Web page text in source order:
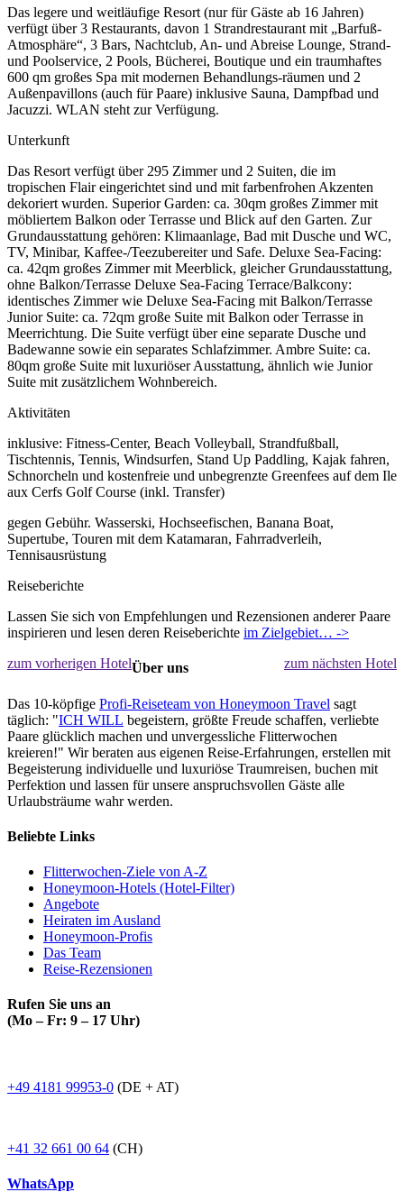
Das legere und weitläufige Resort (nur für Gäste ab 16 Jahren)
verfügt über 3 Restaurants, davon 1 Strandrestaurant mit „Barfuß-
Atmosphäre“, 3 Bars, Nachtclub, An- und Abreise Lounge, Strand-
und Poolservice, 2 Pools, Bücherei, Boutique und ein traumhaftes
600 qm großes Spa mit modernen Behandlungs-räumen und 2
Außenpavillons (auch für Paare) inklusive Sauna, Dampfbad und
Jacuzzi. WLAN steht zur Verfügung.
Unterkunft
Das Resort verfügt über 295 Zimmer und 2 Suiten, die im
tropischen Flair eingerichtet sind und mit farbenfrohen Akzenten
dekoriert wurden. Superior Garden: ca. 30qm großes Zimmer mit
möbliertem Balkon oder Terrasse und Blick auf den Garten. Zur
Grundausstattung gehören: Klimaanlage, Bad mit Dusche und WC,
TV, Minibar, Kaffee-/Teezubereiter und Safe. Deluxe Sea-Facing:
ca. 42qm großes Zimmer mit Meerblick, gleicher Grundausstattung,
ohne Balkon/Terrasse Deluxe Sea-Facing Terrace/Balkcony:
identisches Zimmer wie Deluxe Sea-Facing mit Balkon/Terrasse
Junior Suite: ca. 72qm große Suite mit Balkon oder Terrasse in
Meerrichtung. Die Suite verfügt über eine separate Dusche und
Badewanne sowie ein separates Schlafzimmer. Ambre Suite: ca.
80qm große Suite mit luxuriöser Ausstattung, ähnlich wie Junior
Suite mit zusätzlichem Wohnbereich.
Aktivitäten
inklusive: Fitness-Center, Beach Volleyball, Strandfußball,
Tischtennis, Tennis, Windsurfen, Stand Up Paddling, Kajak fahren,
Schnorcheln und kostenfreie und unbegrenzte Greenfees auf dem Ile
aux Cerfs Golf Course (inkl. Transfer)
gegen Gebühr. Wasserski, Hochseefischen, Banana Boat,
Supertube, Touren mit dem Katamaran, Fahrradverleih,
Tennisausrüstung
Reiseberichte
Lassen Sie sich von Empfehlungen und Rezensionen anderer Paare
inspirieren und lesen deren Reiseberichte im Zielgebiet… ->
zum vorherigen Hotel
zum nächsten Hotel
Über uns
Das 10-köpfige Profi-Reiseteam von Honeymoon Travel sagt
täglich: "ICH WILL begeistern, größte Freude schaffen, verliebte
Paare glücklich machen und unvergessliche Flitterwochen
kreieren!" Wir beraten aus eigenen Reise-Erfahrungen, erstellen mit
Begeisterung individuelle und luxuriöse Traumreisen, buchen mit
Perfektion und lassen für unsere anspruchsvollen Gäste alle
Urlaubsträume wahr werden.
Beliebte Links
Flitterwochen-Ziele von A-Z
Honeymoon-Hotels (Hotel-Filter)
Angebote
Heiraten im Ausland
Honeymoon-Profis
Das Team
Reise-Rezensionen
Rufen Sie uns an
(Mo – Fr: 9 – 17 Uhr)
+49 4181 99953-0 (DE + AT)
+41 32 661 00 64 (CH)
WhatsApp